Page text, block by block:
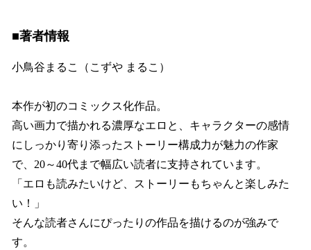
■著者情報
小鳥谷まるこ（こずや まるこ）
本作が初のコミックス化作品。
高い画力で描かれる濃厚なエロと、キャラクターの感情
にしっかり寄り添ったストーリー構成力が魅力の作家
で、20～40代まで幅広い読者に支持されています。
「エロも読みたいけど、ストーリーもちゃんと楽しみた
い！」
そんな読者さんにぴったりの作品を描けるのが強みで
す。